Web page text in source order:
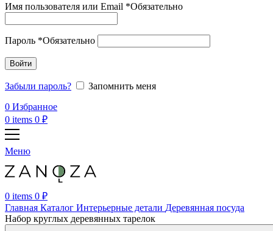
Имя пользователя или Email *Обязательно
Пароль *Обязательно
Войти
Забыли пароль?
Запомнить меня
0 Избранное
0 items 0 ₽
Меню
0 items 0 ₽
Главная Каталог Интерьерные детали Деревянная посуда
Набор круглых деревянных тарелок